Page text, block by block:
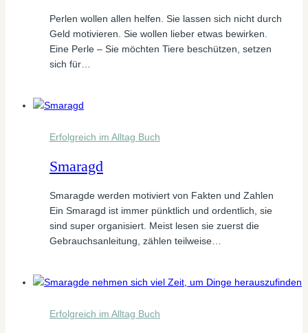
Perlen wollen allen helfen. Sie lassen sich nicht durch
Geld motivieren. Sie wollen lieber etwas bewirken.
Eine Perle – Sie möchten Tiere beschützen, setzen
sich für…
Erfolgreich im Alltag Buch
Smaragd
Smaragde werden motiviert von Fakten und Zahlen
Ein Smaragd ist immer pünktlich und ordentlich, sie
sind super organisiert. Meist lesen sie zuerst die
Gebrauchsanleitung, zählen teilweise…
Erfolgreich im Alltag Buch